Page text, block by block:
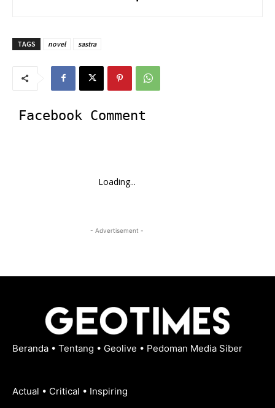
TAGS novel sastra
Facebook Comment
Loading...
- Advertisement -
Beranda • Tentang • Geolive • Pedoman Media Siber
Actual • Critical • Inspiring